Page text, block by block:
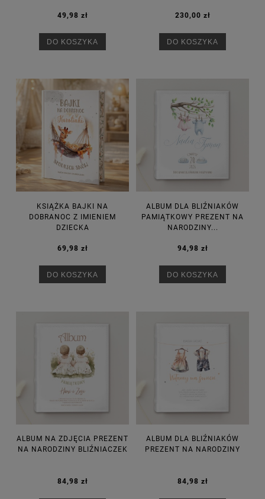
49,98 zł
DO KOSZYKA
230,00 zł
DO KOSZYKA
KSIĄŻKA BAJKI NA
DOBRANOC Z IMIENIEM
DZIECKA
69,98 zł
DO KOSZYKA
ALBUM DLA BLIŹNIAKÓW
PAMIĄTKOWY PREZENT NA
NARODZINY...
94,98 zł
DO KOSZYKA
ALBUM NA ZDJĘCIA PREZENT
NA NARODZINY BLIŹNIACZEK
84,98 zł
ALBUM DLA BLIŹNIAKÓW
PREZENT NA NARODZINY
84,98 zł